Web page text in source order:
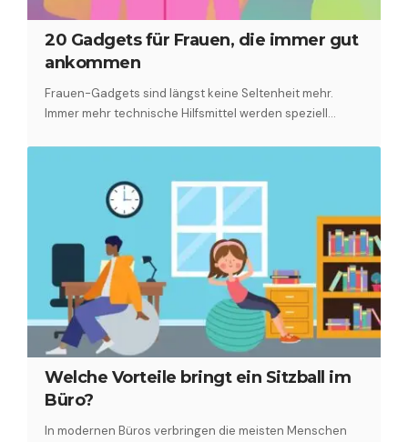
20 Gadgets für Frauen, die immer gut
ankommen
Frauen-Gadgets sind längst keine Seltenheit mehr.
Immer mehr technische Hilfsmittel werden speziell…
Welche Vorteile bringt ein Sitzball im
Büro?
In modernen Büros verbringen die meisten Menschen